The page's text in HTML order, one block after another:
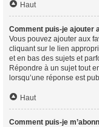
Haut
Comment puis-je ajouter
Vous pouvez ajouter aux
cliquant sur le lien
et en bas des sujets et
Répondre à un sujet tout
lorsqu’une réponse est
Haut
Comment puis-je